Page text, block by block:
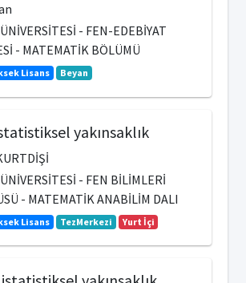
- FEN-EDEBİYAT
- MATEMATİK BÖLÜMÜ
Lisans Beyan
yakınsaklık
- FEN BİLİMLERİ
- MATEMATİK ANABİLİM DALI
Lisans TezMerkezi Yurt İçi